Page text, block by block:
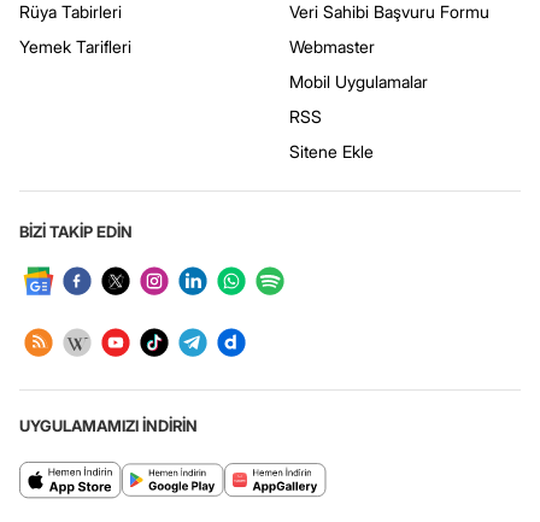
Rüya Tabirleri
Yemek Tarifleri
Veri Sahibi Başvuru Formu
Webmaster
Mobil Uygulamalar
RSS
Sitene Ekle
BİZİ TAKİP EDİN
UYGULAMAMIZI İNDİRİN